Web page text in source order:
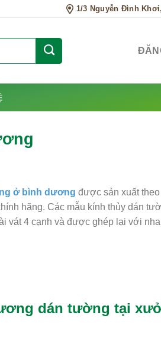
1/3 Nguyễn Đình
ở bình dương được sản xuất
hãng. Các mẫu kính thủy dán
vát 4 cạnh và được ghép lại với
dán tường tại